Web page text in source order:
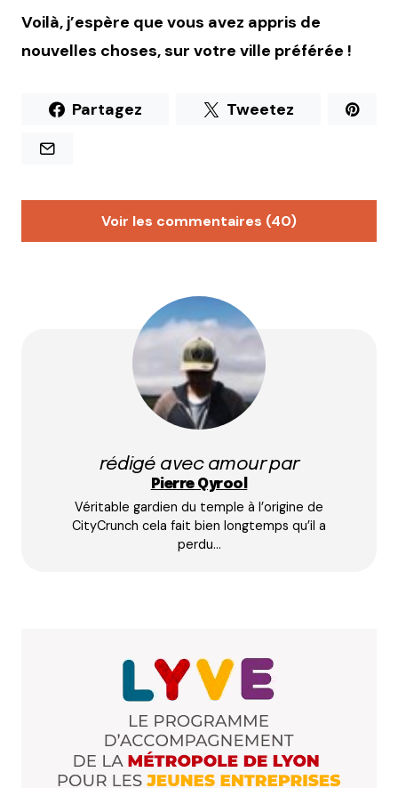
Voilà, j’espère que vous avez appris de
nouvelles choses, sur votre ville préférée !
Partagez Tweetez
Voir les commentaires (40)
Pour l’histoire du métro je suis sur le cul … Je suis né
à Lyon et vis à Lyon depuis 26 ans et je ne savais pas
du tout que ce pont contenait les 2 tunnels du
En regardant bien, lors du passage de la station
Foch à Hôtel de Ville-Louis Pradel, on voit les
berges par les aérations du tunnel.
28 octobre 2013 à 17 h 56 min
savoir que les lignes D et B passent elles bien
sous le Rhône.
louis
rédigé avec amour par
Pierre Qyrool
Véritable gardien du temple à l’origine de
CityCrunch cela fait bien longtemps qu’il a
perdu…